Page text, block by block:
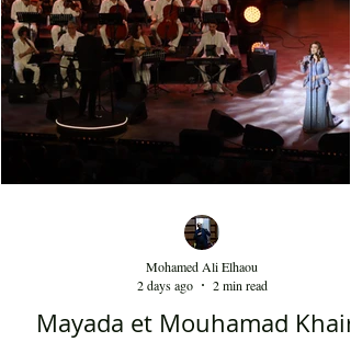
place entre les civilisations orientale et
occidentale. Le son de la clarinette est à
d'un cri d'un loup sur les montagnes.
Dédublüm